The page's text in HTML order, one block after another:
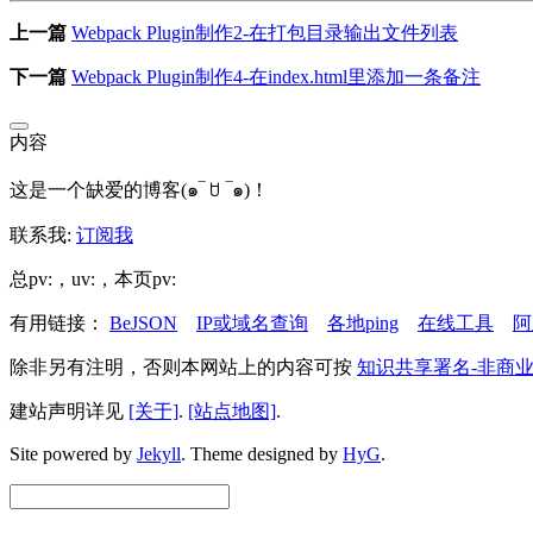
上一篇 Webpack Plugin制作2-在打包目录输出文件列表
下一篇 Webpack Plugin制作4-在index.html里添加一条备注
内容
这是一个缺爱的博客(๑‾ ꇴ ‾๑)！
联系我: 订阅我
总pv: ，uv: ，本页pv:
有用链接： BeJSON IP或域名查询 各地ping 在线工具
除非另有注明，否则本网站上的内容可按 知识共享署名-非商
建站声明详见 [关于]. [站点地图].
Site powered by Jekyll. Theme designed by HyG.